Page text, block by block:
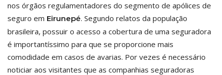
nos órgãos regulamentadores do segmento de apólices de
seguro em Eirunepé. Segundo relatos da população
brasileira, possuir o acesso a cobertura de uma seguradora
é importantíssimo para que se proporcione mais
comodidade em casos de avarias. Por vezes é necessário
noticiar aos visitantes que as companhias seguradoras